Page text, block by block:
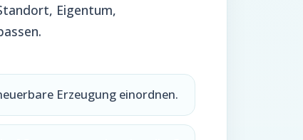
Eigentum,
Erzeugung einordnen.